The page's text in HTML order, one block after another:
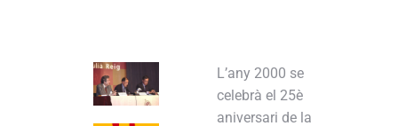
L’any 2000 se
celebrà el 25è
aniversari de la